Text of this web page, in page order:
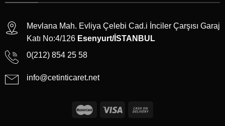
Mevlana Mah. Evliya Çelebi Cad.i İnciler Çarşısı Garaj
Katı No:4/126 Esenyurt/İSTANBUL
0(212) 854 25 58
info@cetinticaret.net